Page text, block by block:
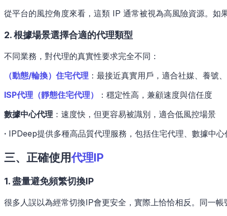
從平台的風控角度來看，這類 IP 通常被視為高風險資源。
2. 根據場景選擇合適的代理類型
不同業務，對代理的真實性要求完全不同：
（動態/輪換）住宅代理 ：最接近真實用戶，適合社媒、養號
ISP代理（靜態住宅代理）
：穩定性高，兼顧速度與信任度
數據中心代理 ：速度快，但更容易被識別，適合低風控場景
· IPDeep提供多種高品質代理服務，包括住宅代理、數據中
三、正確使用代理IP
1. 盡量避免頻繁切換IP
很多人誤以為經常切換IP會更安全，實際上恰恰相反。同一